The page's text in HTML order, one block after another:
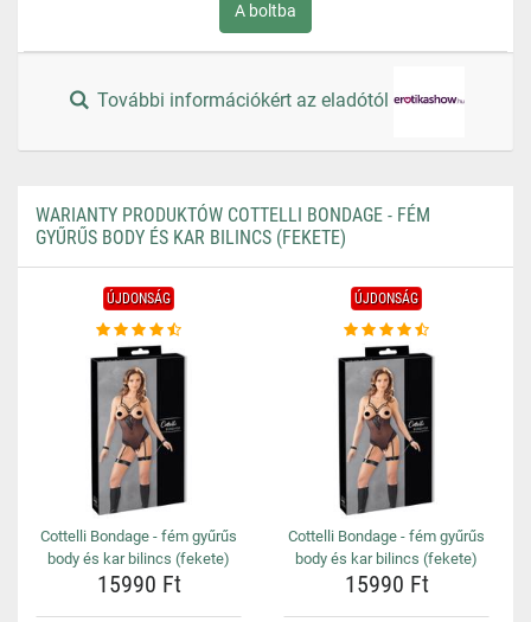
A boltba
További információkért az eladótól
WARIANTY PRODUKTÓW COTTELLI BONDAGE - FÉM
GYŰRŰS BODY ÉS KAR BILINCS (FEKETE)
ÚJDONSÁG
Cottelli Bondage - fém gyűrűs
body és kar bilincs (fekete)
15990 Ft
ÚJDONSÁG
Cottelli Bondage - fém gyűrűs
body és kar bilincs (fekete)
15990 Ft